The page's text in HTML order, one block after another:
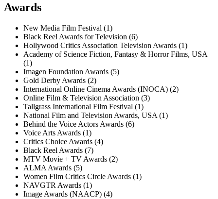
Awards
New Media Film Festival (1)
Black Reel Awards for Television (6)
Hollywood Critics Association Television Awards (1)
Academy of Science Fiction, Fantasy & Horror Films, USA
(1)
Imagen Foundation Awards (5)
Gold Derby Awards (2)
International Online Cinema Awards (INOCA) (2)
Online Film & Television Association (3)
Tallgrass International Film Festival (1)
National Film and Television Awards, USA (1)
Behind the Voice Actors Awards (6)
Voice Arts Awards (1)
Critics Choice Awards (4)
Black Reel Awards (7)
MTV Movie + TV Awards (2)
ALMA Awards (5)
Women Film Critics Circle Awards (1)
NAVGTR Awards (1)
Image Awards (NAACP) (4)